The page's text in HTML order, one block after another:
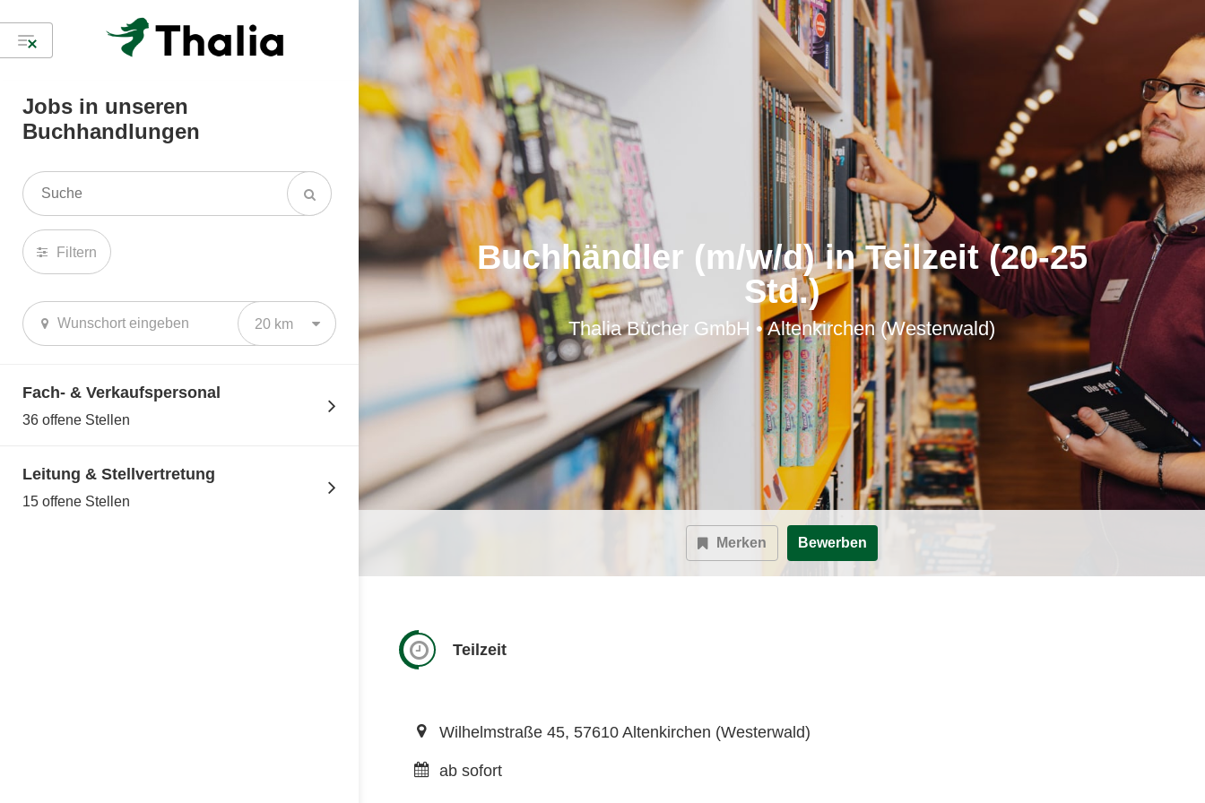
Jobs in unseren
Buchhandlungen
Filtern
20 km
Fach- & Verkaufspersonal
36 offene Stellen
Leitung & Stellvertretung
15 offene Stellen
Buchhändler (m/w/d) in Teilzeit (20-25
Std.)
Thalia Bücher GmbH • Altenkirchen (Westerwald)
Merken Bewerben
Teilzeit
Wilhelmstraße 45, 57610 Altenkirchen (Westerwald)
ab sofort